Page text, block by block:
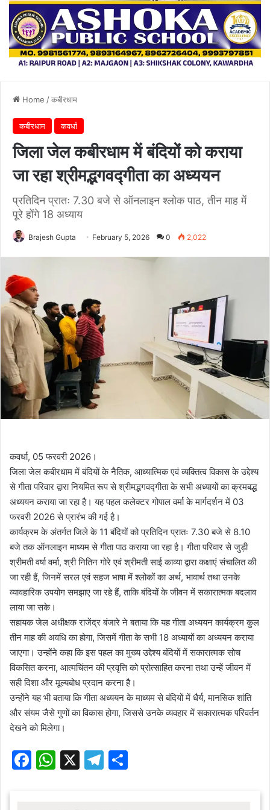
Home /कबीरधाम
कबीरधाम कवर्धा
जिला जेल कबीरधाम में बंदियों को कराया
जा रहा श्रीमद्भगवद्गीता का अध्ययन
प्रतिदिन प्रातः 7.30 बजे से ऑनलाइन श्लोक पाठ, तीन माह में
पूरे होंगे 18 अध्याय
Brajesh Gupta February 5, 2026 0 2,022
कवर्धा, 05 फरवरी 2026।
जिला जेल कबीरधाम में बंदियों के नैतिक, आध्यात्मिक एवं व्यक्तित्व विकास के उद्देश्य
से गीता परिवार द्वारा नियमित रूप से श्रीमद्भगवद्गीता के सभी अध्यायों का क्रमबद्ध
अध्ययन कराया जा रहा है। यह पहल कलेक्टर गोपाल वर्मा के मार्गदर्शन में 03
फरवरी 2026 से प्रारंभ की गई है।
कार्यक्रम के अंतर्गत जिले के 11 बंदियों को प्रतिदिन प्रातः 7.30 बजे से 8.10
बजे तक ऑनलाइन माध्यम से गीता पाठ कराया जा रहा है। गीता परिवार से जुड़ी
श्रीमती वर्षा वर्मा, श्री नितिन गोरे एवं श्रीमती साई काव्या द्वारा कक्षाएं संचालित की
जा रही हैं, जिनमें सरल एवं सहज भाषा में श्लोकों का अर्थ, भावार्थ तथा उनके
व्यावहारिक उपयोग समझाए जा रहे हैं, ताकि बंदियों के जीवन में सकारात्मक बदलाव
लाया जा सके।
सहायक जेल अधीक्षक राजेंद्र बंजारे ने बताया कि यह गीता अध्ययन कार्यक्रम कुल
तीन माह की अवधि का होगा, जिसमें गीता के सभी 18 अध्यायों का अध्ययन कराया
जाएगा। उन्होंने कहा कि इस पहल का मुख्य उद्देश्य बंदियों में सकारात्मक सोच
विकसित करना, आत्मचिंतन की प्रवृत्ति को प्रोत्साहित करना तथा उन्हें जीवन में
सही दिशा और मूल्यबोध प्रदान करना है।
उन्होंने यह भी बताया कि गीता अध्ययन के माध्यम से बंदियों में धैर्य, मानसिक शांति
और संयम जैसे गुणों का विकास होगा, जिससे उनके व्यवहार में सकारात्मक परिवर्तन
देखने को मिलेगा।
F
W X
T